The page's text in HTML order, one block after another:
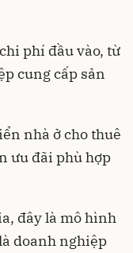
phí đầu vào, từ
cung cấp sản
nhà ở cho thuê
ưu đãi phù hợp
đây là mô hình
doanh nghiệp